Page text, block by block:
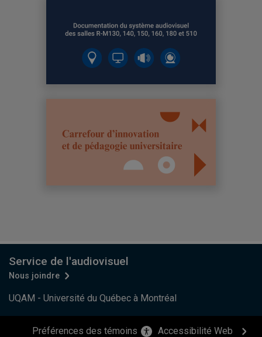
UQAM - Université du Québec à Montréal
Service de l'audiovisuel
Nous joindre
Préférences des témoins Accessibilité Web